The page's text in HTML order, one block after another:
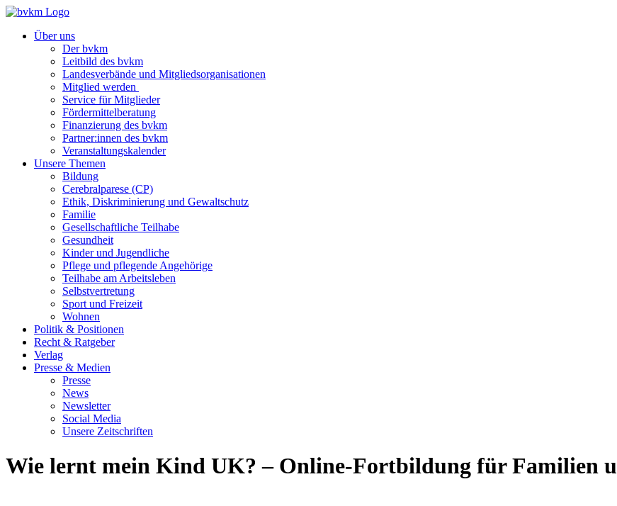
Über uns
Der bvkm
Leitbild des bvkm
Landesverbände und Mitgliedsorganisationen
Mitglied werden
Service für Mitglieder
Fördermittelberatung
Finanzierung des bvkm
Partner:innen des bvkm
Veranstaltungskalender
Unsere Themen
Bildung
Cerebralparese (CP)
Ethik, Diskriminierung und Gewaltschutz
Familie
Gesellschaftliche Teilhabe
Gesundheit
Kinder und Jugendliche
Pflege und pflegende Angehörige
Teilhabe am Arbeitsleben
Selbstvertretung
Sport und Freizeit
Wohnen
Politik & Positionen
Recht & Ratgeber
Verlag
Presse & Medien
Presse
News
Newsletter
Social Media
Unsere Zeitschriften
Wie lernt mein Kind UK? – Online-Fortbildung für Familien